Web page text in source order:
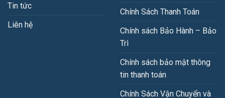
Tin tức
Liên hệ
Chính Sách Thanh Toán
Chính sách Bảo Hành – Bảo
Trì
Chính sách bảo mật thông
tin thanh toán
Chính Sách Vận Chuyển và